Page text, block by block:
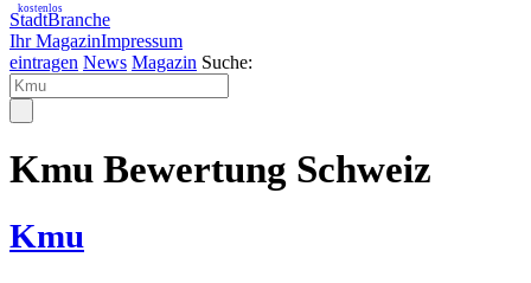
StadtBranche
Ihr MagazinImpressum
kostenlos
eintragen News Magazin Suche:
Kmu Bewertung Schweiz
Kmu